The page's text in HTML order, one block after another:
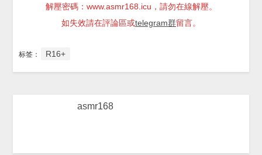
解壓密碼：www.asmr168.icu，請勿在線解壓。
如失效請在評論區或telegram群留言。
标签： R16+
asmr168